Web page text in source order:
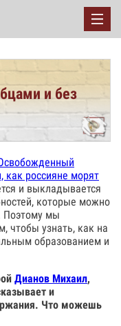
и без
как россияне морят
и выкладывается
которые можно
Поэтому мы
чтобы узнать, как на
образованием и
Дианов Михаил,
и
Что можешь